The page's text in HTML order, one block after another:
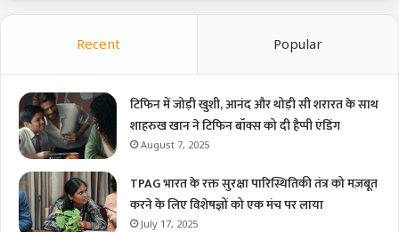
Recent Popular
टिफिन में जोड़ी खुशी, आनंद और थोड़ी सी शरारत के साथ
शाहरुख खान ने टिफिन बॉक्स को दी हैप्पी एंडिंग
August 7, 2025
TPAG भारत के रक्त सुरक्षा पारिस्थितिकी तंत्र को मज़बूत
करने के लिए विशेषज्ञों को एक मंच पर लाया
July 17, 2025